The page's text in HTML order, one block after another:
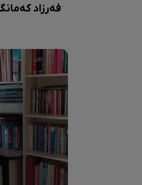
فەرزاد